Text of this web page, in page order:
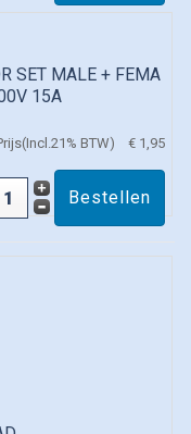
SET MALE + FEMA
15A
BTW) € 1,95